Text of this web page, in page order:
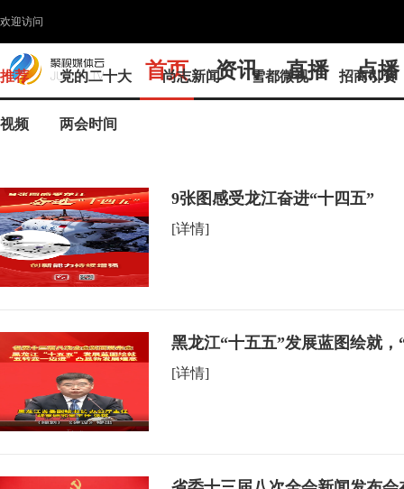
欢迎访问
首页 资讯
推荐 党的二十大 尚志新闻 雪都微视 招商引资
视频 两会时间
直播 点播
9张图感受龙江奋进“十四五”
[详情]
黑龙江“十五五”发展蓝图绘就
[详情]